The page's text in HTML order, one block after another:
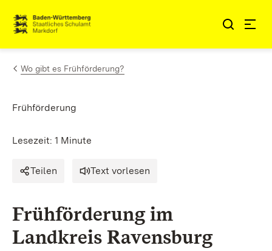
Zum Inhalt springen
Link zur Startseite
Wo gibt es Frühförderung?
Frühförderung
Lesezeit: 1 Minute
Teilen Text vorlesen
Frühförderung im
Landkreis Ravensburg